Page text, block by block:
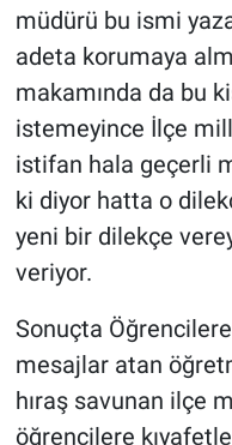
müdürü bu ismi
adeta korumaya
makamında da bu
istemeyince İlçe
istifan hala geçerli
ki diyor hatta o
yeni bir dilekçe
veriyor.
Sonuçta
mesajlar atan
hıraş savunan ilçe
öğrencilere